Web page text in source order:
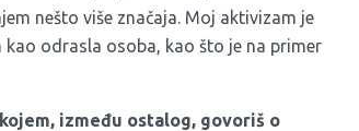
nešto više značaja. Moj aktivizam je
odrasla osoba, kao što je na primer
između ostalog, govoriš o